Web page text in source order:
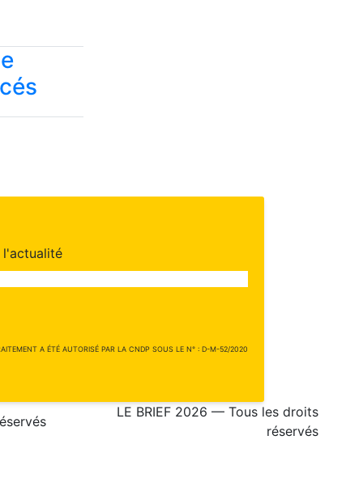
l'actualité
A ÉTÉ AUTORISÉ PAR LA CNDP SOUS LE N° : D-M-52/2020
LE BRIEF 2026 — Tous les droits
réservés